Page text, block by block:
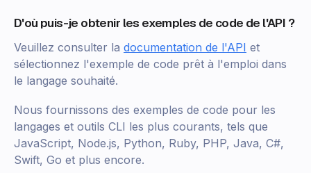
D'où puis-je obtenir les exemples de code de l'API ?
Veuillez consulter la documentation de l'API et
sélectionnez l'exemple de code prêt à l'emploi dans
le langage souhaité.
Nous fournissons des exemples de code pour les
langages et outils CLI les plus courants, tels que
JavaScript, Node.js, Python, Ruby, PHP, Java, C#,
Swift, Go et plus encore.